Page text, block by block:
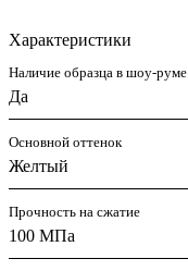
Характеристики
Наличие образца в шоу-руме
Да
Основной оттенок
Желтый
Прочность на сжатие
100 МПа